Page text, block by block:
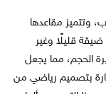
وتتميز مقاعدها
ضيقة قليلًا وغير
الحجم، مما يجعل
بتصميم رياضي من